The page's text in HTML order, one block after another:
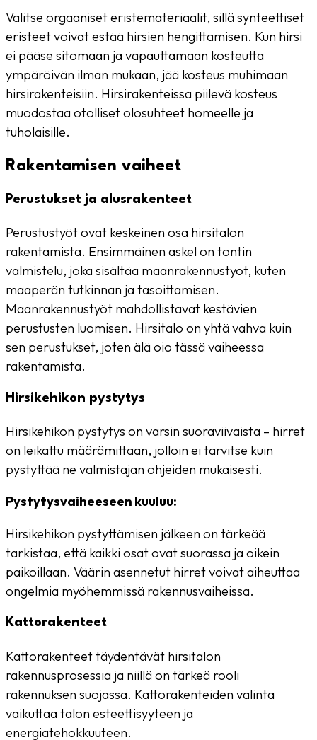
Valitse orgaaniset eristemateriaalit, sillä synteettiset
eristeet voivat estää hirsien hengittämisen. Kun hirsi
ei pääse sitomaan ja vapauttamaan kosteutta
ympäröivän ilman mukaan, jää kosteus muhimaan
hirsirakenteisiin. Hirsirakenteissa piilevä kosteus
muodostaa otolliset olosuhteet homeelle ja
tuholaisille.
Rakentamisen vaiheet
Perustukset ja alusrakenteet
Perustustyöt ovat keskeinen osa hirsitalon
rakentamista. Ensimmäinen askel on tontin
valmistelu, joka sisältää maanrakennustyöt, kuten
maaperän tutkinnan ja tasoittamisen.
Maanrakennustyöt mahdollistavat kestävien
perustusten luomisen. Hirsitalo on yhtä vahva kuin
sen perustukset, joten älä oio tässä vaiheessa
rakentamista.
Hirsikehikon pystytys
Hirsikehikon pystytys on varsin suoraviivaista – hirret
on leikattu määrämittaan, jolloin ei tarvitse kuin
pystyttää ne valmistajan ohjeiden mukaisesti.
Pystytysvaiheeseen kuuluu:
Hirsikehikon pystyttämisen jälkeen on tärkeää
tarkistaa, että kaikki osat ovat suorassa ja oikein
paikoillaan. Väärin asennetut hirret voivat aiheuttaa
ongelmia myöhemmissä rakennusvaiheissa.
Kattorakenteet
Kattorakenteet täydentävät hirsitalon
rakennusprosessia ja niillä on tärkeä rooli
rakennuksen suojassa. Kattorakenteiden valinta
vaikuttaa talon esteettisyyteen ja
energiatehokkuuteen.